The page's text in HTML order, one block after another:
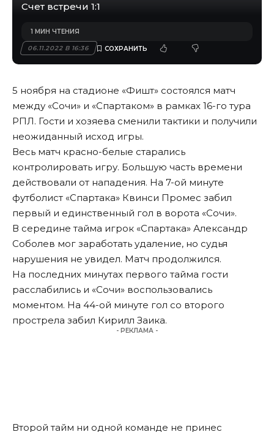
Счет встречи 1:1
06.11.2022 В 16:36
1 МИН ЧТЕНИЯ
5 ноября на стадионе «Фишт» состоялся матч
между «Сочи» и «Спартаком» в рамках 16-го тура
РПЛ. Гости и хозяева сменили тактики и получили
неожиданный исход игры.
Весь матч красно-белые старались
контролировать игру. Большую часть времени
действовали от нападения. На 7-ой минуте
футболист «Спартака» Квинси Промес забил
первый и единственный гол в ворота «Сочи».
В середине тайма игрок «Спартака» Александр
Соболев мог заработать удаление, но судья
нарушения не увидел. Матч продолжился.
На последних минутах первого тайма гости
расслабились и «Сочи» воспользовались
моментом. На 44-ой минуте гол со второго
прострела забил Кирилл Заика.
- РЕКЛАМА -
Второй тайм ни одной команде не принес